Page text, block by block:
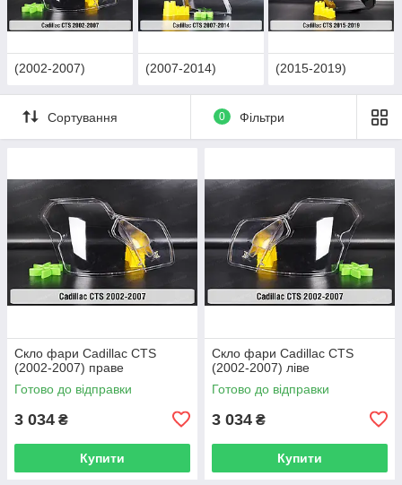
(2002-2007) (2007-2014) (2015-2019)
Сортування 0 Фільтри
Скло фари Cadillac CTS
(2002-2007) праве
Готово до відправки
3 034 ₴
Купити
Скло фари Cadillac CTS
(2002-2007) ліве
Готово до відправки
3 034 ₴
Купити